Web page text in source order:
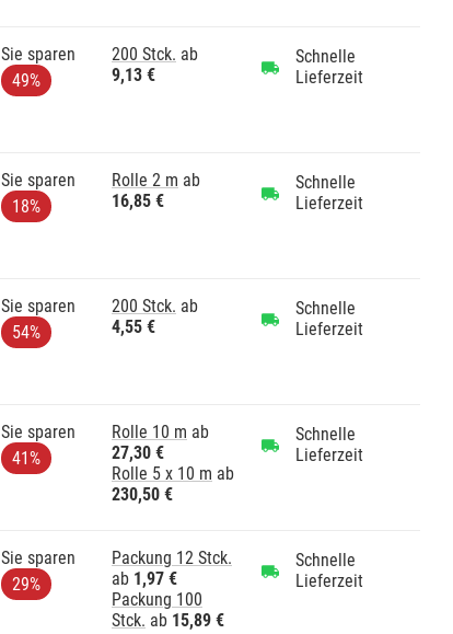
Sie sparen
49%
200 Stck. ab
9,13 €
Schnelle
Lieferzeit
Sie sparen
18%
Rolle 2 m ab
16,85 €
Schnelle
Lieferzeit
Sie sparen
54%
200 Stck. ab
4,55 €
Schnelle
Lieferzeit
Sie sparen
41%
Rolle 10 m ab
27,30 €
Rolle 5 x 10 m ab
230,50 €
Schnelle
Lieferzeit
Sie sparen
29%
Packung 12 Stck.
ab 1,97 €
Packung 100
Stck. ab 15,89 €
Schnelle
Lieferzeit